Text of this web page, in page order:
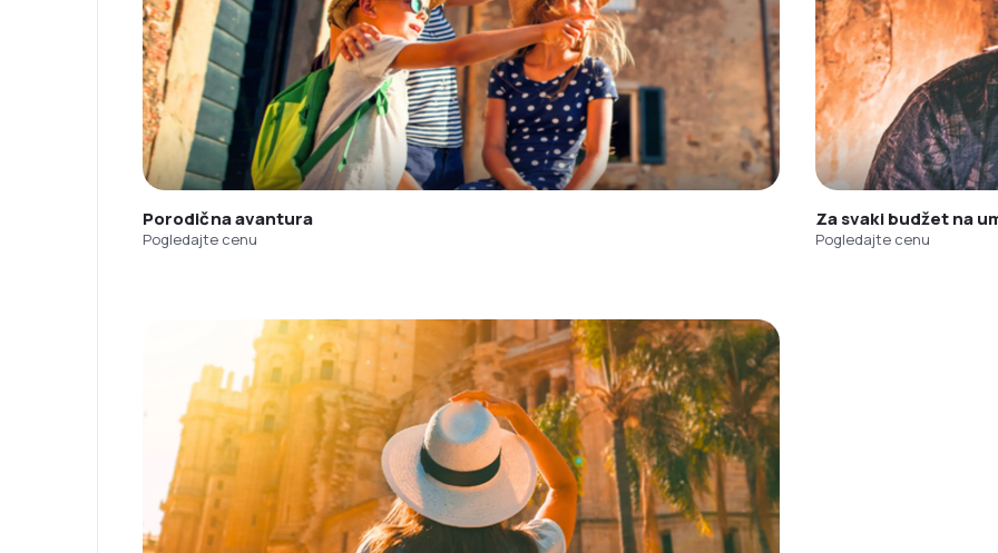
Porodična avantura
Pogledajte cenu
Za svaki budžet na
Pogledajte cenu